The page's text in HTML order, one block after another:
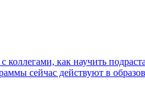
как научить
сейчас действуют в